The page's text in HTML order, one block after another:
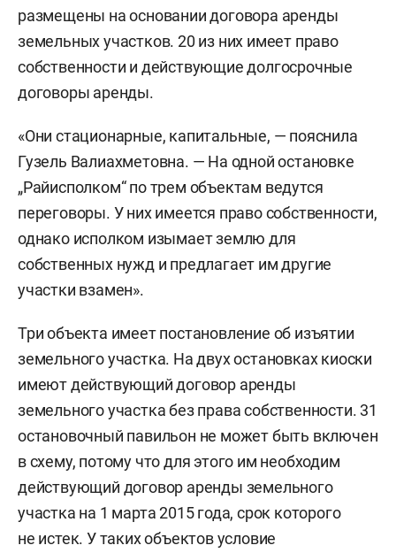
размещены на основании договора аренды
земельных участков. 20 из них имеет право
собственности и действующие долгосрочные
договоры аренды.
«Они стационарные, капитальные, — пояснила
Гузель Валиахметовна. — На одной остановке
„Райисполком“ по трем объектам ведутся
переговоры. У них имеется право собственности,
однако исполком изымает землю для
собственных нужд и предлагает им другие
участки взамен».
Три объекта имеет постановление об изъятии
земельного участка. На двух остановках киоски
имеют действующий договор аренды
земельного участка без права собственности. 31
остановочный павильон не может быть включен
в схему, потому что для этого им необходим
действующий договор аренды земельного
участка на 1 марта 2015 года, срок которого
не истек. У таких объектов условие